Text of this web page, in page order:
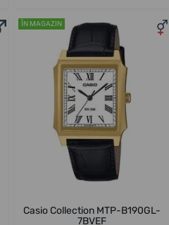
ÎN MAGAZIN
Casio Collection MTP-B190GL-
7BVEF